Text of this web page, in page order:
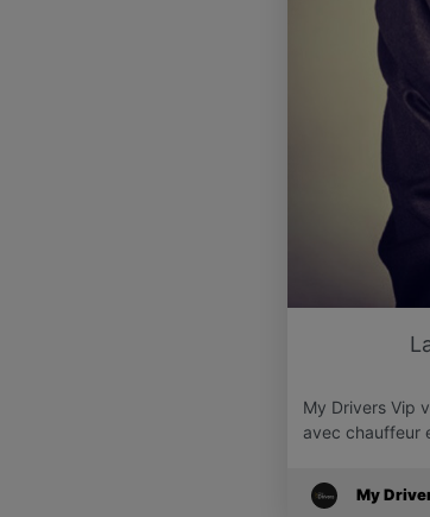
My Drivers Vip
avec chauffeur
My